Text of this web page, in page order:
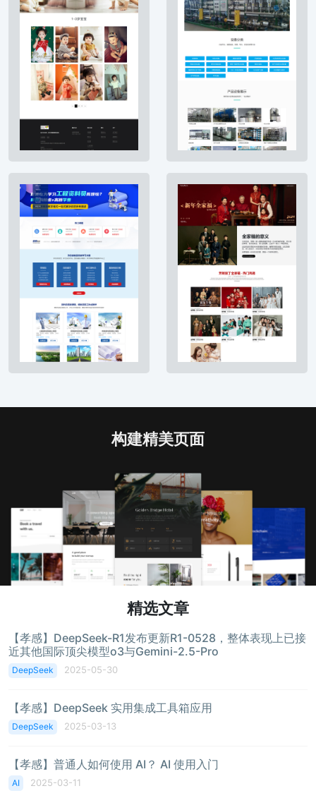
构建精美页面
精选文章
【孝感】DeepSeek-R1发布更新R1-0528，整体表现上已接
近其他国际顶尖模型o3与Gemini-2.5-Pro
DeepSeek 2025-05-30
【孝感】DeepSeek 实用集成工具箱应用
DeepSeek 2025-03-13
【孝感】普通人如何使用 AI？ AI 使用入门
AI 2025-03-11